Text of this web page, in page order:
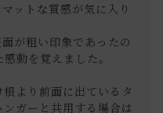
ットな質感が気に入り
が粗い印象であったの
動を覚えました。
より前面に出ているタ
ガーと共用する場合は